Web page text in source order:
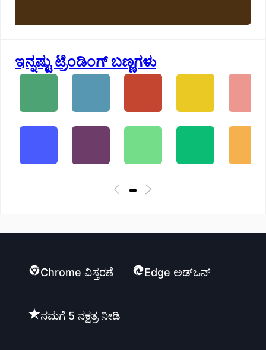
ಇನ್ನಷ್ಟು ಟ್ರೆಂಡಿಂಗ್ ಬಣ್ಣಗಳು
Chrome ವಿಸ್ತರಣೆ Edge ಅಡ್ಒನ್
ನಮಗೆ 5 ನಕ್ಷತ್ರ ನೀಡಿ